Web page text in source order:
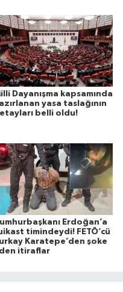
Dayanışma kapsamında
yasa taslağının
belli oldu!
Erdoğan’a
timindeydi! FETÖ’cü
Karatepe’den şoke
itiraflar